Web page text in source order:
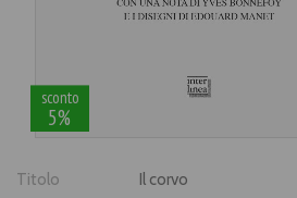
sconto
5%
Titolo
Il corvo